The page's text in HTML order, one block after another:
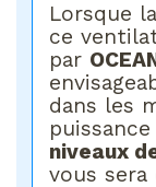
Lorsque
ce
par
dans les
niveaux
vous sera